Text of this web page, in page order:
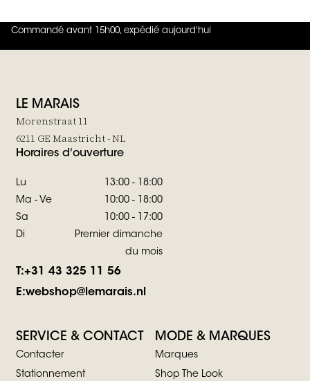
Commandé avant 15h00, expédié aujourd'hui
4.8 sur 5 ( 42 Avis)
LE MARAIS
Morenstraat 11
6211 GE Maastricht - NL
Horaires d'ouverture
Lu
13:00 - 18:00
Ma - Ve
10:00 - 18:00
Sa
10:00 - 17:00
Di
Premier dimanche
du mois
T:+31 43 325 11 56
E:webshop@lemarais.nl
SERVICE & CONTACT
Contacter
Stationnement
MODE & MARQUES
Marques
Shop The Look